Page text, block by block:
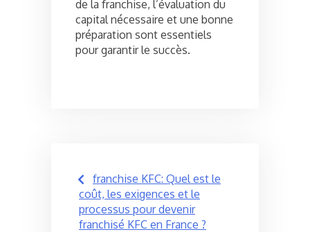
de la franchise, l’évaluation du
capital nécessaire et une bonne
préparation sont essentiels
pour garantir le succès.
Post
navigation
franchise KFC: Quel est le
coût, les exigences et le
processus pour devenir
franchisé KFC en France ?